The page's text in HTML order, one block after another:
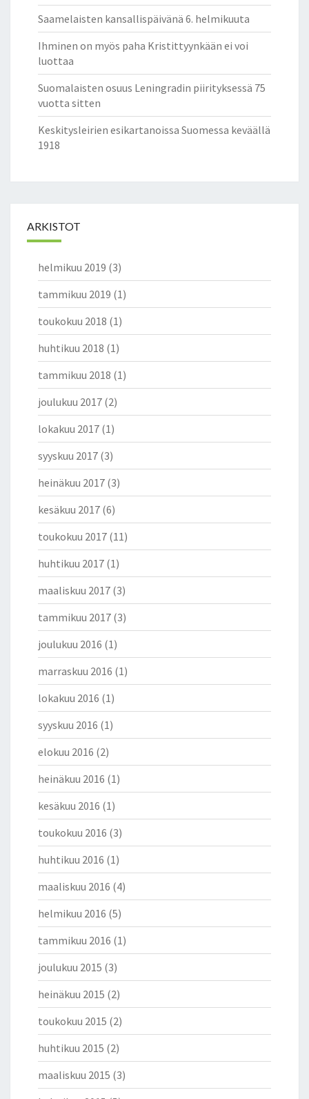
Saamelaisten kansallispäivänä 6. helmikuuta
Ihminen on myös paha Kristittyynkään ei voi
luottaa
Suomalaisten osuus Leningradin piirityksessä 75
vuotta sitten
Keskitysleirien esikartanoissa Suomessa keväällä
1918
ARKISTOT
helmikuu 2019 (3)
tammikuu 2019 (1)
toukokuu 2018 (1)
huhtikuu 2018 (1)
tammikuu 2018 (1)
joulukuu 2017 (2)
lokakuu 2017 (1)
syyskuu 2017 (3)
heinäkuu 2017 (3)
kesäkuu 2017 (6)
toukokuu 2017 (11)
huhtikuu 2017 (1)
maaliskuu 2017 (3)
tammikuu 2017 (3)
joulukuu 2016 (1)
marraskuu 2016 (1)
lokakuu 2016 (1)
syyskuu 2016 (1)
elokuu 2016 (2)
heinäkuu 2016 (1)
kesäkuu 2016 (1)
toukokuu 2016 (3)
huhtikuu 2016 (1)
maaliskuu 2016 (4)
helmikuu 2016 (5)
tammikuu 2016 (1)
joulukuu 2015 (3)
heinäkuu 2015 (2)
toukokuu 2015 (2)
huhtikuu 2015 (2)
maaliskuu 2015 (3)